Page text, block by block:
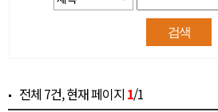
전체 7건, 현재 페이지 1/1